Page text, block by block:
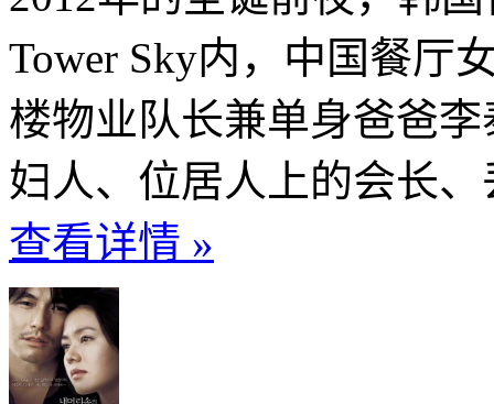
Tower Sky内，中国餐厅
楼物业队长兼单身爸爸
妇人、位居人上的会长
查看详情 »